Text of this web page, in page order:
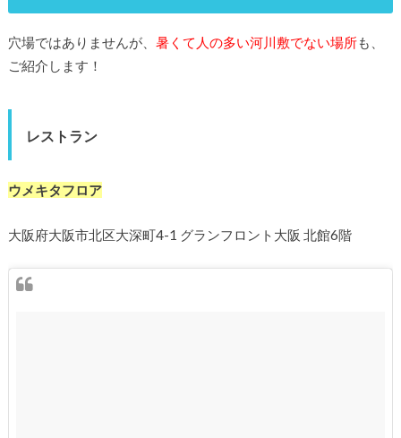
穴場ではありませんが、 暑くて人の多い河川敷でない場所も、
ご紹介します！
レストラン
ウメキタフロア
大阪府大阪市北区大深町4-1 グランフロント大阪 北館6階